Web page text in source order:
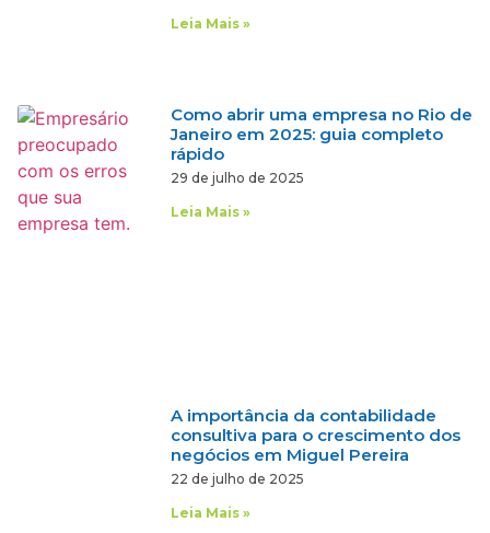
Leia Mais »
Como abrir uma empresa no Rio de
Janeiro em 2025: guia completo
rápido
29 de julho de 2025
Leia Mais »
A importância da contabilidade
consultiva para o crescimento dos
negócios em Miguel Pereira
22 de julho de 2025
Leia Mais »